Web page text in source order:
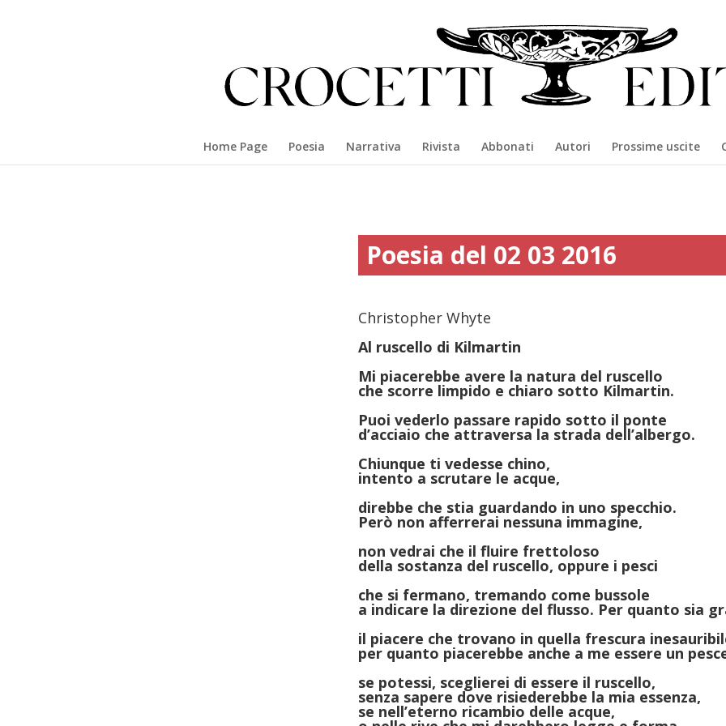
Home Page Poesia Narrativa Rivista Abbonati Autori Prossime uscite
Poesia del 02 03 2016
Christopher Whyte
Al ruscello di Kilmartin
Mi piacerebbe avere la natura del ruscello
che scorre limpido e chiaro sotto Kilmartin.
Puoi vederlo passare rapido sotto il ponte
d’acciaio che attraversa la strada dell’albergo.
Chiunque ti vedesse chino,
intento a scrutare le acque,
direbbe che stia guardando in uno specchio.
Però non afferrerai nessuna immagine,
non vedrai che il fluire frettoloso
della sostanza del ruscello, oppure i pesci
che si fermano, tremando come bussole
a indicare la direzione del flusso. Per quanto sia
il piacere che trovano in quella frescura
per quanto piacerebbe anche a me essere un
se potessi, sceglierei di essere il ruscello,
senza sapere dove risiederebbe la mia essenza,
se nell’eterno ricambio delle acque,